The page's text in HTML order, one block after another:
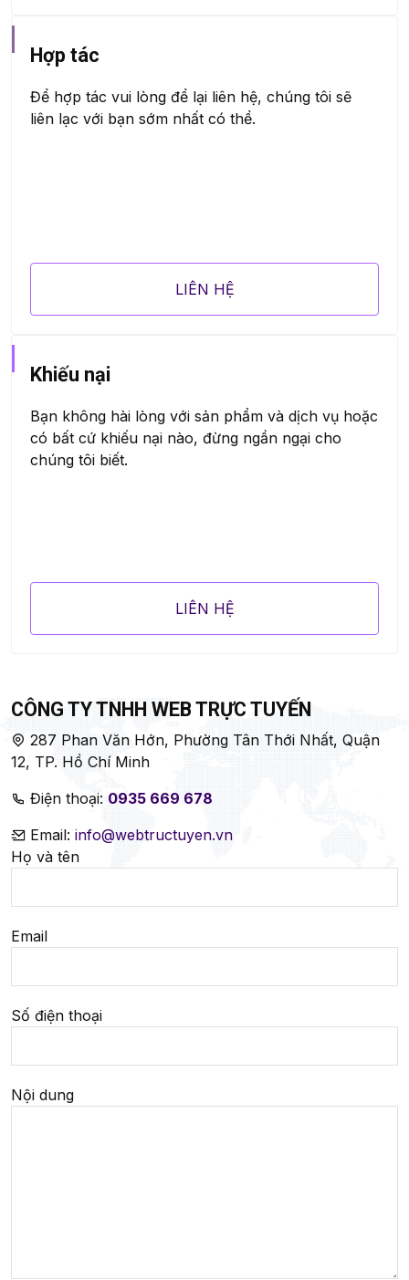
Hợp tác
Để hợp tác vui lòng để lại liên hệ, chúng tôi sẽ
liên lạc với bạn sớm nhất có thể.
LIÊN HỆ
Khiếu nại
Bạn không hài lòng với sản phẩm và dịch vụ hoặc
có bất cứ khiếu nại nào, đừng ngần ngại cho
chúng tôi biết.
LIÊN HỆ
CÔNG TY TNHH WEB TRỰC TUYẾN
287 Phan Văn Hớn, Phường Tân Thới Nhất, Quận
12, TP. Hồ Chí Minh
Điện thoại: 0935 669 678
Email: info@webtructuyen.vn
Họ và tên
Email
Số điện thoại
Nội dung